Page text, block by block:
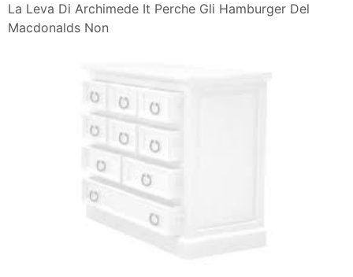
La Leva Di Archimede It Perche Gli Hamburger Del
Macdonalds Non